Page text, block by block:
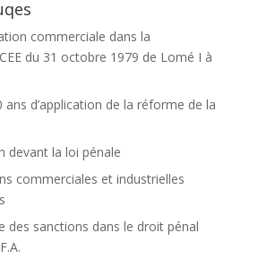
commerciale dans la
du 31 octobre 1979 de Lomé I à
ans d’application de la réforme de la
devant la loi pénale
commerciales et industrielles
des sanctions dans le droit pénal